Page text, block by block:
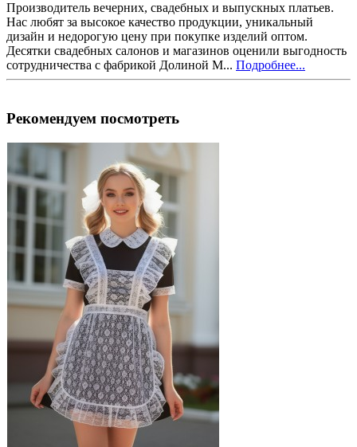
Производитель вечерних, свадебных и выпускных платьев.
Нас любят за высокое качество продукции, уникальный
дизайн и недорогую цену при покупке изделий оптом.
Десятки свадебных салонов и магазинов оценили выгодность
сотрудничества с фабрикой Долиной М... Подробнее...
Рекомендуем посмотреть